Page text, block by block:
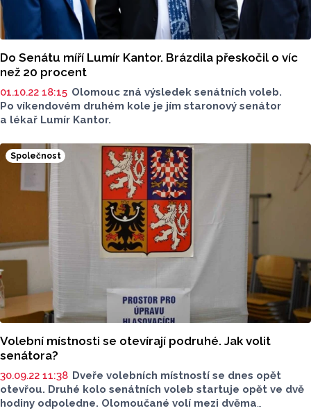
Do Senátu míří Lumír Kantor. Brázdila přeskočil o víc
než 20 procent
01.10.22 18:15 Olomouc zná výsledek senátních voleb.
Po víkendovém druhém kole je jím staronový senátor
a lékař Lumír Kantor.
Společnost
Volební místnosti se otevírají podruhé. Jak volit
senátora?
30.09.22 11:38 Dveře volebních místností se dnes opět
otevřou. Druhé kolo senátních voleb startuje opět ve dvě
hodiny odpoledne. Olomoučané volí mezi dvěma